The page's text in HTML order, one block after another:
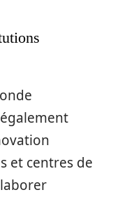
et centres de